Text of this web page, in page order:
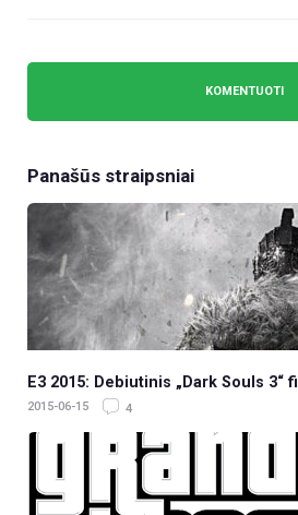
Panašūs straipsniai
E3 2015: Debiutinis „Dark Souls 3“
2015-06-15 4